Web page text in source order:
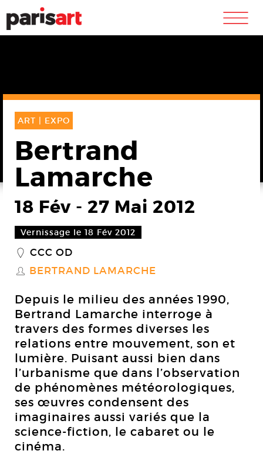
m
ART | EXPO
Bertrand
Lamarche
18 Fév - 27 Mai 2012
Vernissage le 18 Fév 2012
_ CCC OD
S BERTRAND LAMARCHE
Depuis le milieu des années 1990,
Bertrand Lamarche interroge à
travers des formes diverses les
relations entre mouvement, son et
lumière. Puisant aussi bien dans
l’urbanisme que dans l’observation
de phénomènes météorologiques,
ses œuvres condensent des
imaginaires aussi variés que la
science-fiction, le cabaret ou le
cinéma.